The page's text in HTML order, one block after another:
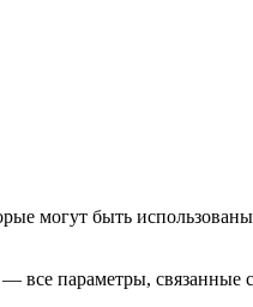
могут быть
все параметры, связанные